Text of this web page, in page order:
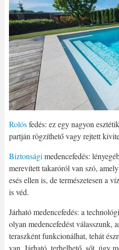
Rolósfedés: ez egy nagyon
partján rögzíthető vagy rejtett
Biztonságimedencefedés:
merevített takaróról van szó,
esés ellen is, de természetesen a
is véd.
Járható medencefedés: a
olyan medencefedést válasszunk,
teraszként funkcionálhat, tehát
van. Járható, terhelhető, sőt, úgy